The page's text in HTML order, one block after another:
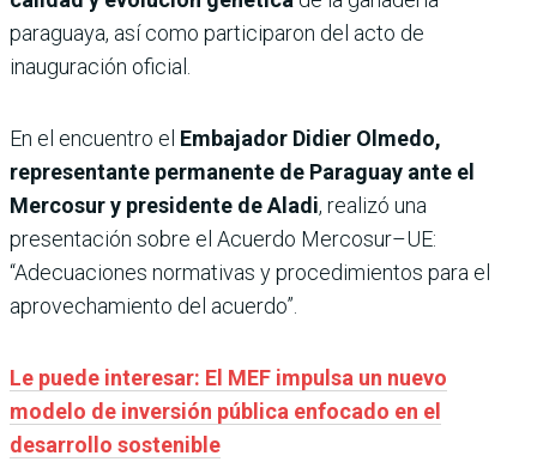
paraguaya, así como participaron del acto de
inauguración oficial.
En el encuentro el Embajador Didier Olmedo,
representante permanente de Paraguay ante el
Mercosur y presidente de Aladi, realizó una
presentación sobre el Acuerdo Mercosur–UE:
“Adecuaciones normativas y procedimientos para el
aprovechamiento del acuerdo”.
Le puede interesar: El MEF impulsa un nuevo
modelo de inversión pública enfocado en el
desarrollo sostenible